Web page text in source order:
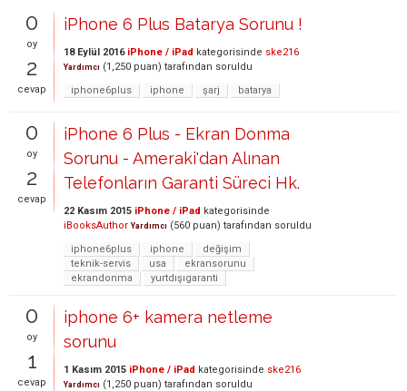
0
oy
2
cevap
iPhone 6 Plus Batarya Sorunu !
18 Eylül 2016 iPhone / iPad kategorisinde ske216
Yardımcı (1,250 puan) tarafından soruldu
iphone6plus
iphone şarj batarya
0
oy
2
cevap
iPhone 6 Plus - Ekran Donma
Sorunu - Ameraki'dan Alınan
Telefonların Garanti Süreci Hk.
22 Kasım 2015 iPhone / iPad kategorisinde
iBooksAuthor Yardımcı (560 puan) tarafından soruldu
iphone6plus
iphone
değişim
teknik-servis
usa
ekransorunu
ekrandonma
yurtdışıgaranti
0
oy
1
cevap
iphone 6+ kamera netleme
sorunu
1 Kasım 2015 iPhone / iPad kategorisinde ske216
Yardımcı (1,250 puan) tarafından soruldu